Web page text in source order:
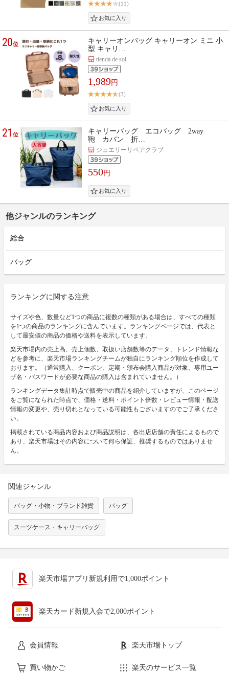
(11)
20位
キャリーオンバッグ キャリーオン ミニ 小
型 キャリ…
tienda de sol
1,989円
(3)
21位
キャリーバッグ エコバッグ 2way
鞄 カバン 折…
ジュエリーリペアクラブ
550円
他ジャンルのランキング
総合
バッグ
ランキングに関する注意
サイズや色、数量など1つの商品に複数の種類がある場合は、すべての種類
を1つの商品のランキングに含んでいます。ランキングページでは、代表と
して最安値の商品の価格や送料を表示しています。
楽天市場内の売上高、売上個数、取扱い店舗数等のデータ、トレンド情報な
どを参考に、楽天市場ランキングチームが独自にランキング順位を作成して
おります。（通常購入、クーポン、定期・頒布会購入商品が対象。専用ユー
ザ名・パスワードが必要な商品の購入は含まれていません。）
ランキングデータ集計時点で販売中の商品を紹介していますが、このページ
をご覧になられた時点で、価格・送料・ポイント倍数・レビュー情報・配送
情報の変更や、売り切れとなっている可能性もございますのでご了承くださ
い。
掲載されている商品内容および商品説明は、各出店店舗の責任によるもので
あり、楽天市場はその内容について何ら保証、推奨するものではありませ
ん。
関連ジャンル
バッグ・小物・ブランド雑貨 バッグ
スーツケース・キャリーバッグ
楽天市場アプリ新規利用で1,000ポイント
楽天カード新規入会で2,000ポイント
会員情報 楽天市場トップ
買い物かご 楽天のサービス一覧